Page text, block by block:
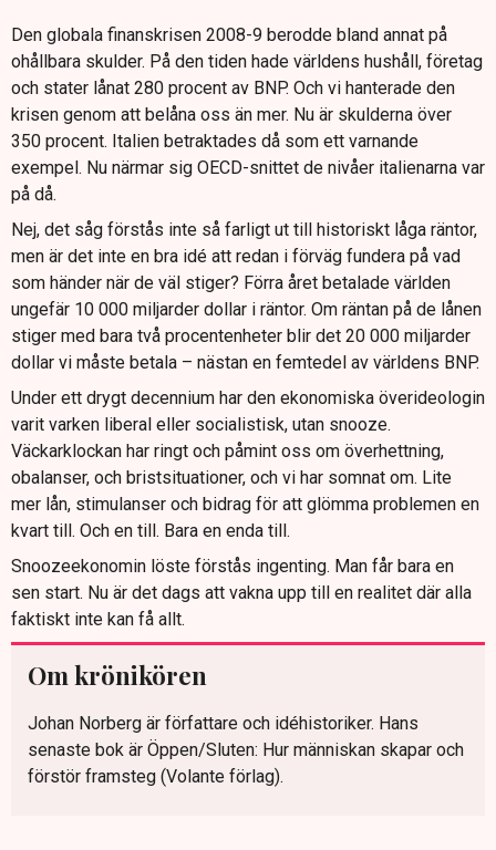
Den globala finanskrisen 2008-9 berodde bland annat på
ohållbara skulder. På den tiden hade världens hushåll, företag
och stater lånat 280 procent av BNP. Och vi hanterade den
krisen genom att belåna oss än mer. Nu är skulderna över
350 procent. Italien betraktades då som ett varnande
exempel. Nu närmar sig OECD-snittet de nivåer italienarna var
på då.
Nej, det såg förstås inte så farligt ut till historiskt låga räntor,
men är det inte en bra idé att redan i förväg fundera på vad
som händer när de väl stiger? Förra året betalade världen
ungefär 10 000 miljarder dollar i räntor. Om räntan på de lånen
stiger med bara två procentenheter blir det 20 000 miljarder
dollar vi måste betala – nästan en femtedel av världens BNP.
Under ett drygt decennium har den ekonomiska överideologin
varit varken liberal eller socialistisk, utan snooze.
Väckarklockan har ringt och påmint oss om överhettning,
obalanser, och bristsituationer, och vi har somnat om. Lite
mer lån, stimulanser och bidrag för att glömma problemen en
kvart till. Och en till. Bara en enda till.
Snoozeekonomin löste förstås ingenting. Man får bara en
sen start. Nu är det dags att vakna upp till en realitet där alla
faktiskt inte kan få allt.
Om krönikören
Johan Norberg är författare och idéhistoriker. Hans
senaste bok är Öppen/Sluten: Hur människan skapar och
förstör framsteg (Volante förlag).